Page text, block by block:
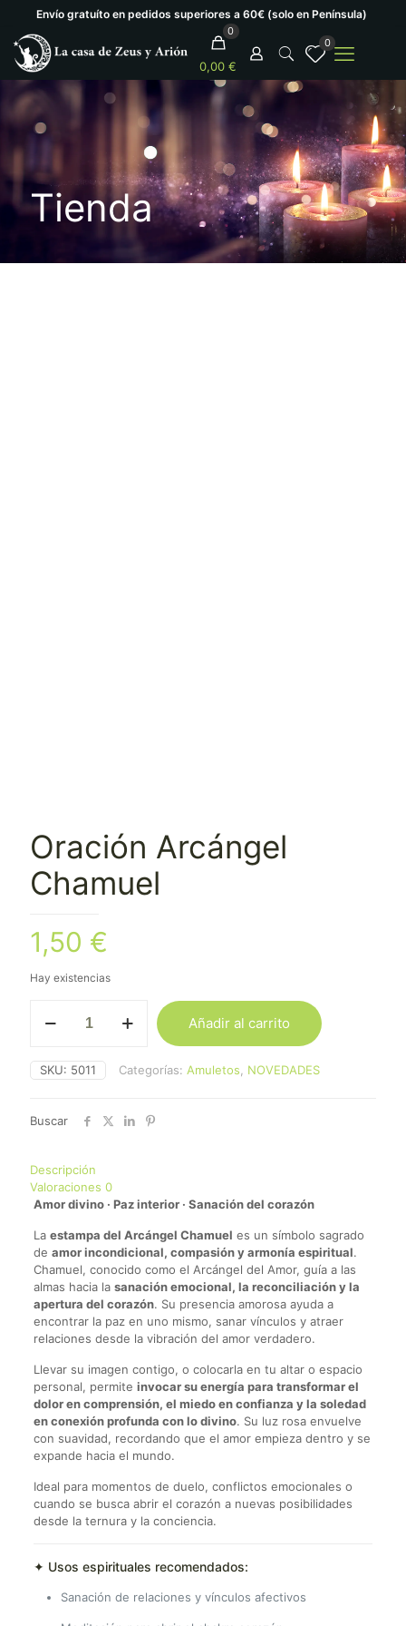
Envío gratuíto en pedidos superiores a 60€ (solo en Península)
0
0,00 €
0
Tienda
Oración Arcángel
Chamuel
1,50 €
Hay existencias
Arcángel
cantidad
Añadir al carrito
SKU: 5011 Categorías: Amuletos NOVEDADES
Buscar
Descripción
Valoraciones 0
Amor divino · Paz interior · Sanación del corazón
La estampa del Arcángel Chamuel es un símbolo sagrado
de amor incondicional, compasión y armonía espiritual.
Chamuel, conocido como el Arcángel del Amor, guía a las
almas hacia la sanación emocional, la reconciliación y la
apertura del corazón. Su presencia amorosa ayuda a
encontrar la paz en uno mismo, sanar vínculos y atraer
relaciones desde la vibración del amor verdadero.
Llevar su imagen contigo, o colocarla en tu altar o espacio
personal, permite invocar su energía para transformar el
dolor en comprensión, el miedo en confianza y la soledad
en conexión profunda con lo divino. Su luz rosa envuelve
con suavidad, recordando que el amor empieza dentro y se
expande hacia el mundo.
Ideal para momentos de duelo, conflictos emocionales o
cuando se busca abrir el corazón a nuevas posibilidades
desde la ternura y la conciencia.
✦ Usos espirituales recomendados:
Sanación de relaciones y vínculos afectivos